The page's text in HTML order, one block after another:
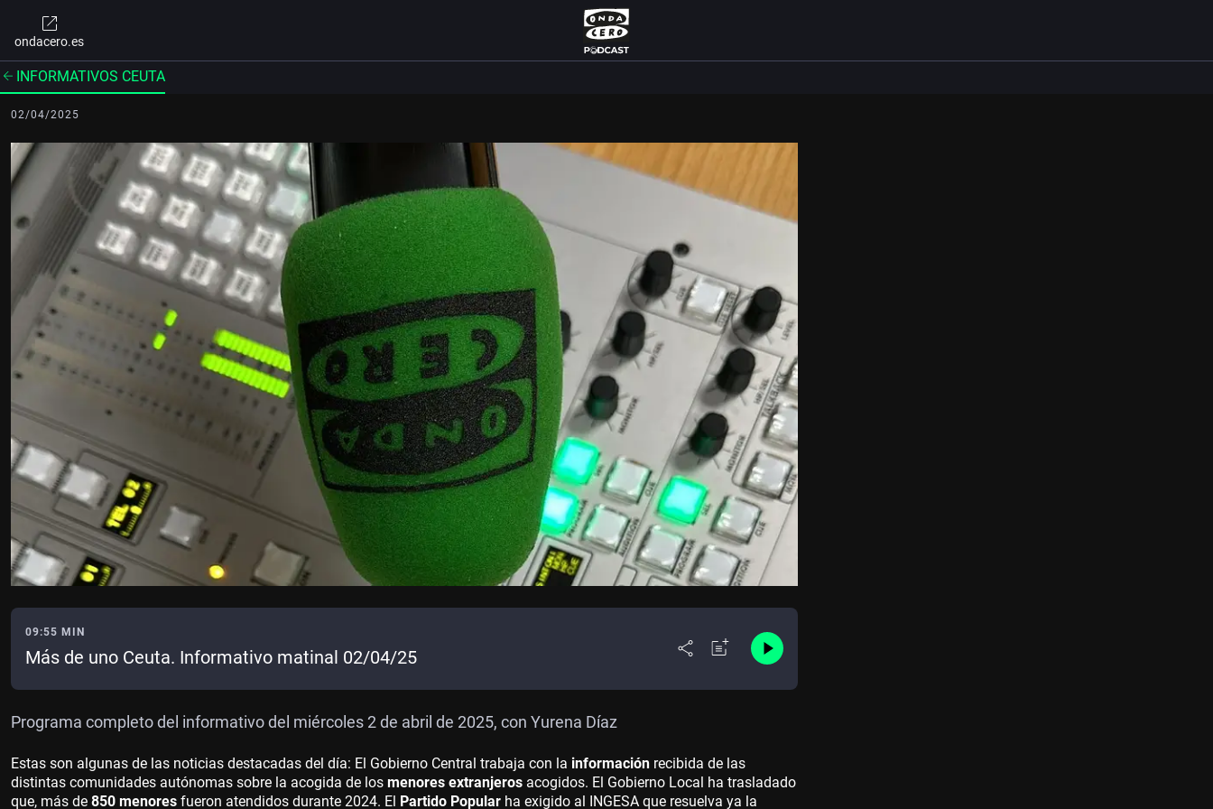
ondacero.es
INFORMATIVOS CEUTA
02/04/2025
09:55 MIN
Más de uno Ceuta. Informativo matinal 02/04/25
Programa completo del informativo del miércoles 2 de abril de 2025, con Yurena Díaz
Estas son algunas de las noticias destacadas del día: El Gobierno Central trabaja con la información recibida de las
distintas comunidades autónomas sobre la acogida de los menores extranjeros acogidos. El Gobierno Local ha trasladado
que, más de 850 menores fueron atendidos durante 2024. El Partido Popular ha exigido al INGESA que resuelva ya la